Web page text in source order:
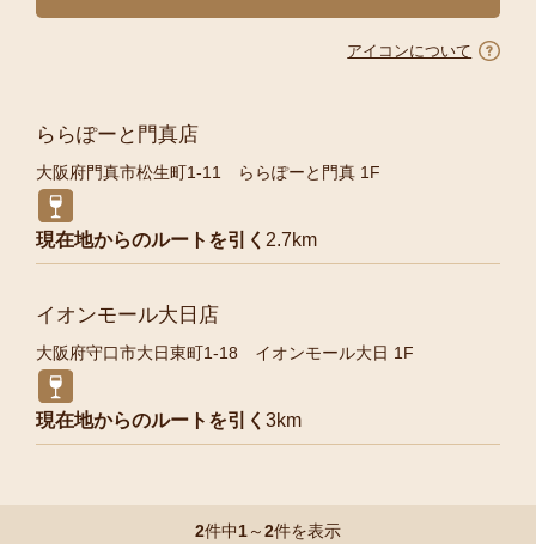
アイコンについて
ららぽーと門真店
大阪府門真市松生町1-11 ららぽーと門真 1F
現在地からのルートを引く 2.7km
イオンモール大日店
大阪府守口市大日東町1-18 イオンモール大日 1F
現在地からのルートを引く 3km
2件中1～2件を表示